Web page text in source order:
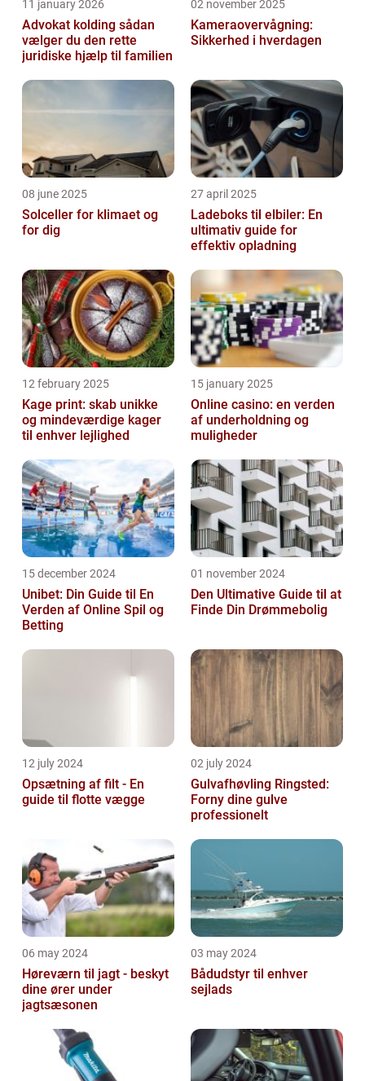
11 january 2026
Advokat kolding sådan
vælger du den rette
juridiske hjælp til familien
02 november 2025
Kameraovervågning:
Sikkerhed i hverdagen
08 june 2025
Solceller for klimaet og
for dig
27 april 2025
Ladeboks til elbiler: En
ultimativ guide for
effektiv opladning
12 february 2025
Kage print: skab unikke
og mindeværdige kager
til enhver lejlighed
15 january 2025
Online casino: en verden
af underholdning og
muligheder
15 december 2024
Unibet: Din Guide til En
Verden af Online Spil og
Betting
01 november 2024
Den Ultimative Guide til at
Finde Din Drømmebolig
12 july 2024
Opsætning af filt - En
guide til flotte vægge
02 july 2024
Gulvafhøvling Ringsted:
Forny dine gulve
professionelt
06 may 2024
Høreværn til jagt - beskyt
dine ører under
jagtsæsonen
03 may 2024
Bådudstyr til enhver
sejlads